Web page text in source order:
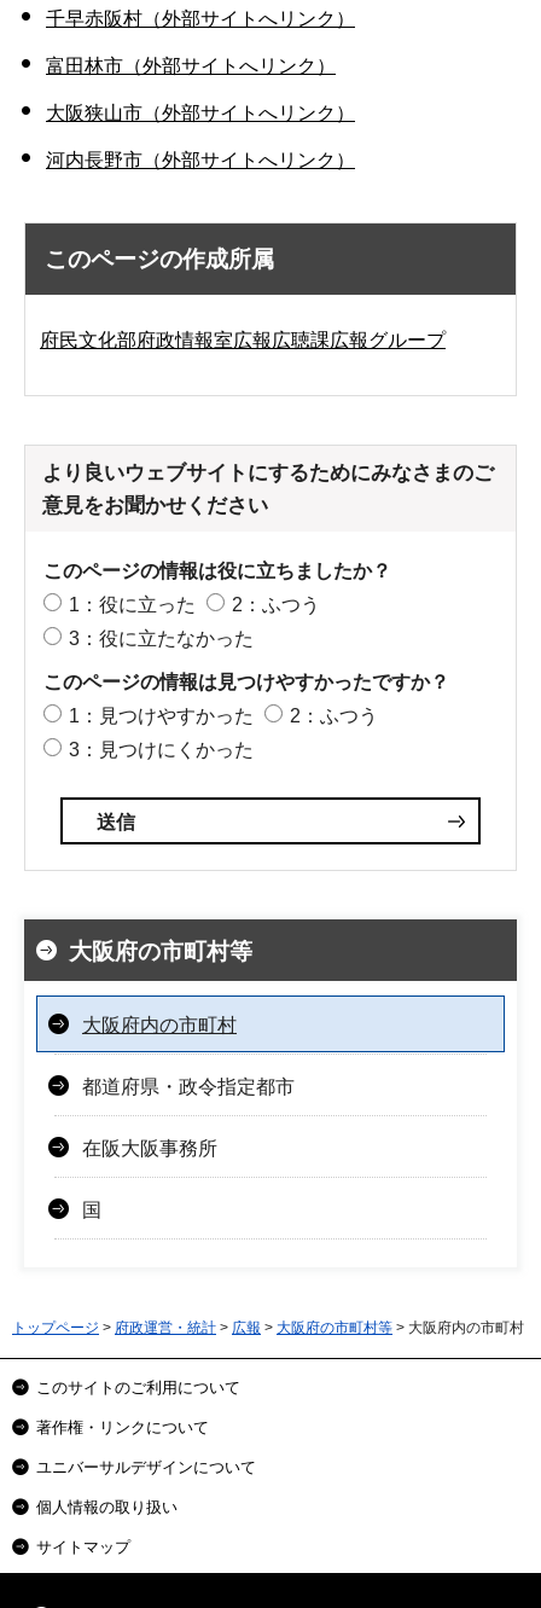
千早赤阪村（外部サイトへリンク）
富田林市（外部サイトへリンク）
大阪狭山市（外部サイトへリンク）
河内長野市（外部サイトへリンク）
このページの作成所属
府民文化部府政情報室広報広聴課広報グループ
より良いウェブサイトにするためにみなさまのご
意見をお聞かせください
このページの情報は役に立ちましたか？
1：役に立った
2：ふつう
3：役に立たなかった
このページの情報は見つけやすかったですか？
1：見つけやすかった
2：ふつう
3：見つけにくかった
大阪府の市町村等
大阪府内の市町村
都道府県・政令指定都市
在阪大阪事務所
国
トップページ > 府政運営・統計 > 広報 > 大阪府の市町村等 > 大阪府内の市町村
このサイトのご利用について
著作権・リンクについて
ユニバーサルデザインについて
個人情報の取り扱い
サイトマップ